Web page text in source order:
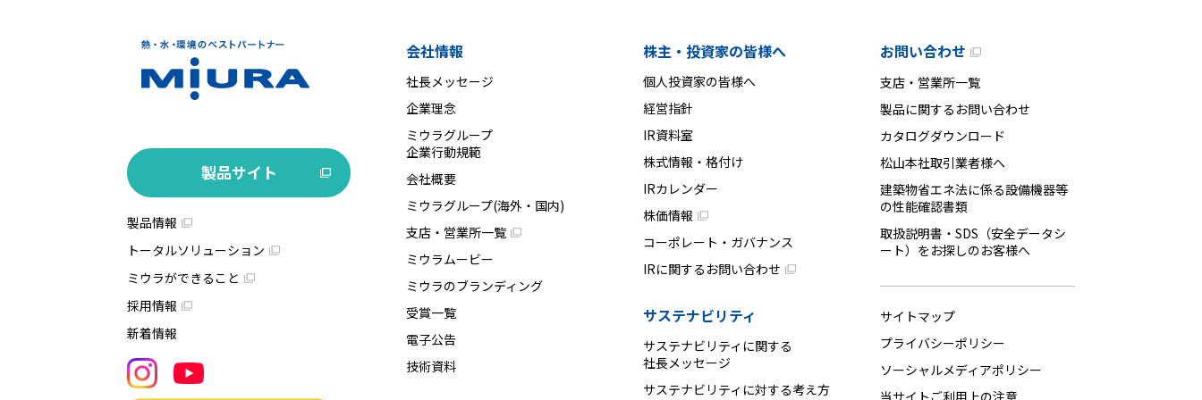
製品サイト
製品情報
トータルソリューション
ミウラができること
採用情報
新着情報
会社情報
社長メッセージ
企業理念
ミウラグループ
企業行動規範
会社概要
ミウラグループ(海外・国内)
支店・営業所一覧
ミウラムービー
ミウラのブランディング
受賞一覧
電子公告
技術資料
株主・投資家の皆様へ
個人投資家の皆様へ
経営指針
IR資料室
株式情報・格付け
IRカレンダー
株価情報
コーポレート・ガバナンス
IRに関するお問い合わせ
サステナビリティ
サステナビリティに関する
社長メッセージ
サステナビリティに対する考え方
お問い合わせ
支店・営業所一覧
製品に関するお問い合わせ
カタログダウンロード
松山本社取引業者様へ
建築物省エネ法に係る設備機器等
の性能確認書類
取扱説明書・SDS（安全データシ
ート）をお探しのお客様へ
サイトマップ
プライバシーポリシー
ソーシャルメディアポリシー
当サイトご利用上の注意